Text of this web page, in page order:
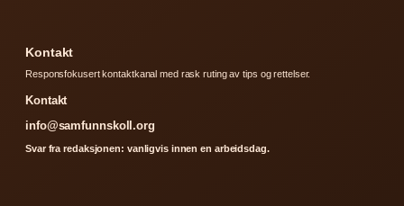
Kontakt
Responsfokusert kontaktkanal med rask ruting av tips og rettelser.
Kontakt
info@samfunnskoll.org
Svar fra redaksjonen: vanligvis innen en arbeidsdag.